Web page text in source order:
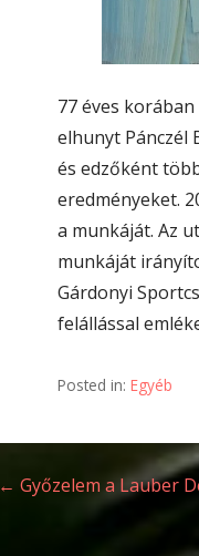
77 éves
elhunyt Pánczél
és edzőként
eredményeket.
a munkáját. Az
munkáját
Gárdonyi
felállással
Posted in:Egyéb
Bejegyzés
← Győzelem a Lauber